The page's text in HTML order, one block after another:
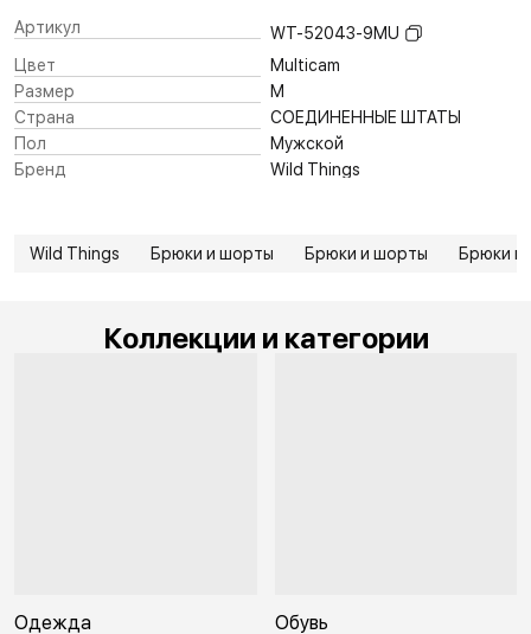
Артикул
WT-52043-9MU
Цвет
Multicam
Размер
M
Страна
СОЕДИНЕННЫЕ ШТАТЫ
Пол
Мужской
Бренд
Wild Things
Wild Things Брюки и шорты Брюки и шорты Брюки и
Коллекции и категории
Одежда Обувь